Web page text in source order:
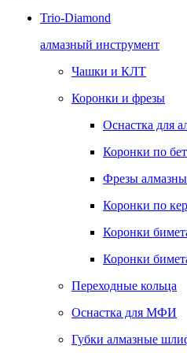
Trio-Diamond
алмазный инструмент
Чашки и КЛТ
Коронки и фрезы
Оснастка для
Коронки по
Фрезы
Коронки по
Коронки
Коронки
Переходные кольца
Оснастка для МФИ
Губки алмазные